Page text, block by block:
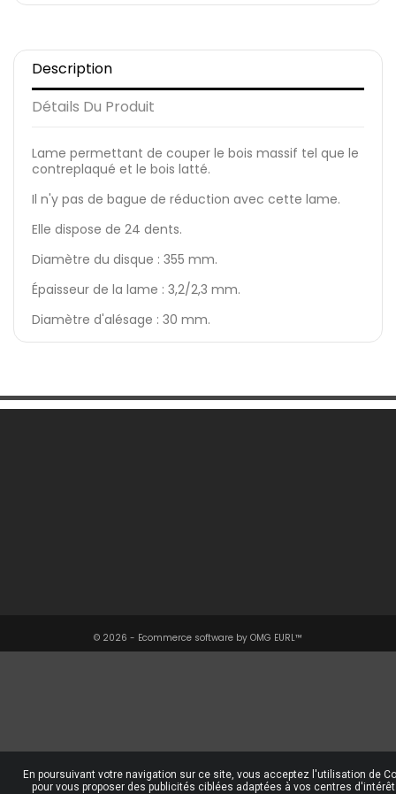
Description
Détails Du Produit
Lame permettant de couper le bois massif tel que le
contreplaqué et le bois latté.
Il n'y pas de bague de réduction avec cette lame.
Elle dispose de 24 dents.
Diamètre du disque : 355 mm.
Épaisseur de la lame : 3,2/2,3 mm.
Diamètre d'alésage : 30 mm.
© 2026 - Ecommerce software by OMG EURL™
En poursuivant votre navigation sur ce site, vous acceptez l'utilisation de
pour vous proposer des publicités ciblées adaptées à vos centres